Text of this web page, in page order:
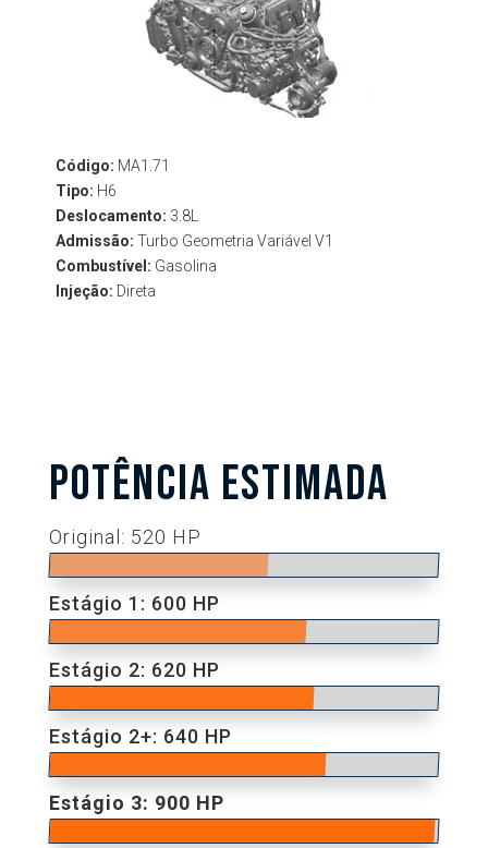
Código: MA1.71
Tipo: H6
Deslocamento: 3.8L
Admissão: Turbo Geometria Variável V1
Combustível: Gasolina
Injeção: Direta
POTÊNCIA ESTIMADA
Original: 520 HP
Estágio 1: 600 HP
Estágio 2: 620 HP
Estágio 2+: 640 HP
Estágio 3: 900 HP